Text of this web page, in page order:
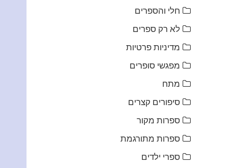
חלי והספרים
לא רק ספרים
מדיניות פרטיות
מפגשי סופרים
מתח
סיפורים קצרים
ספרות מקור
ספרות מתורגמת
ספרי ילדים